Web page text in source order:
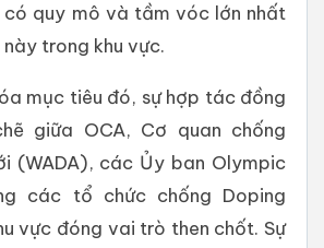
quy mô và tầm vóc lớn nhất
trong khu vực.
mục tiêu đó, sự hợp tác đồng
giữa OCA, Cơ quan chống
(WADA), các Ủy ban Olympic
các tổ chức chống Doping
vực đóng vai trò then chốt. Sự